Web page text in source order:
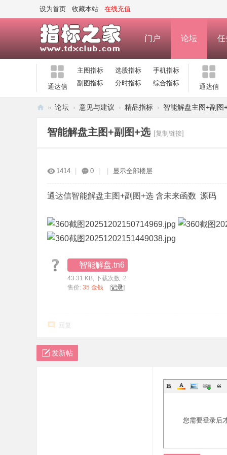
设为首页 收藏本站 在线充值
门户 论坛 任
通达信
主图指标 选股指标
手机指标
副图指标
分时指标 综合指标 通达信
公
» 论坛 › 意见与建议 › 精品指标 › 智能解盘主图+副图
智能解盘主图+副图+选 [复制链接]
1414 0 显示全部楼层
通达信智能解盘主图+副图+选 含未来函数 源码
智能解盘.tn6
43.31 KB, 下载次数: 2
售价: 35 金钱 [记录]
回复
发新帖
您需要登录后